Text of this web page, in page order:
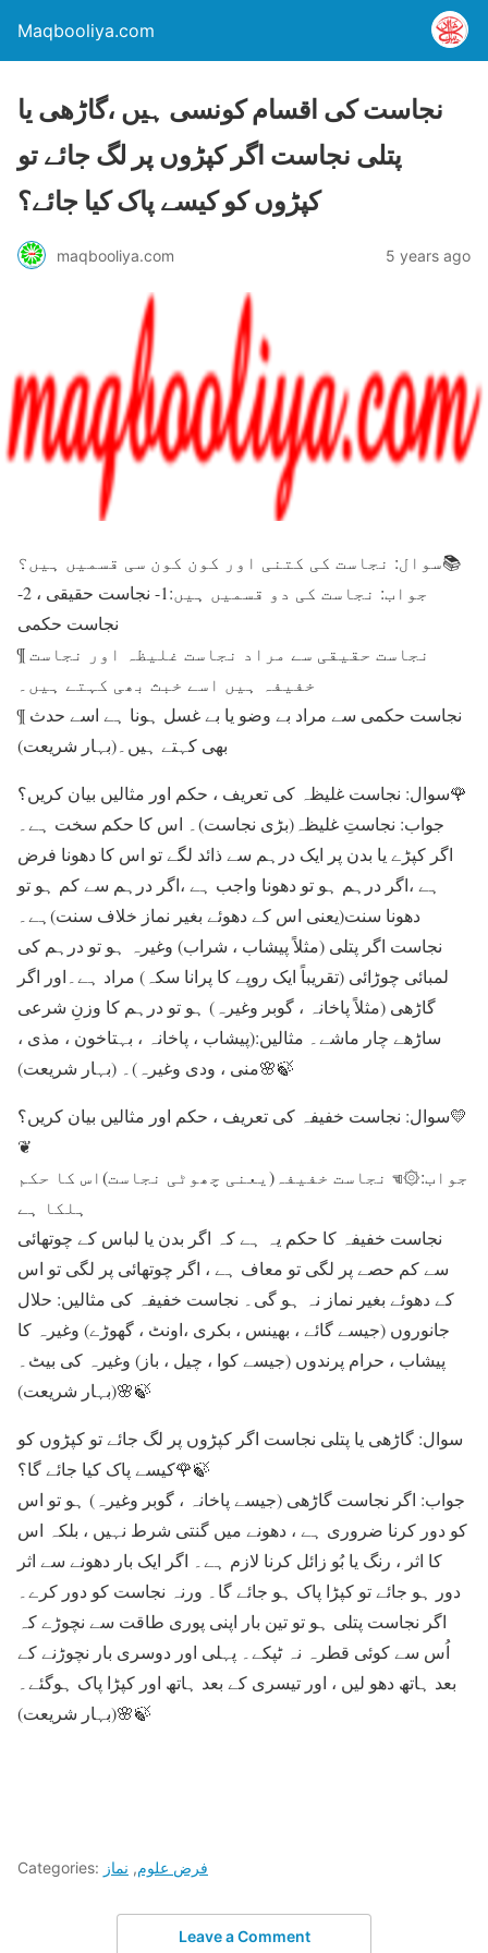
Maqbooliya.com
نجاست کی اقسام کونسی ہیں ،گاڑھی یا
پتلی نجاست اگر کپڑوں پر لگ جائے تو
کپڑوں کو کیسے پاک کیا جائے؟
maqbooliya.com 5 years ago
سوال: نجاست کی کتنی اور کون کون سی قسمیں ہیں؟📚
جواب: نجاست کی دو قسمیں ہیں:1- نجاست حقیقی ، 2-
نجاست حکمی
¶ نجاست حقیقی سے مراد نجاست غلیظہ اور نجاست
خفیفہ ہیں اسے خبث بھی کہتے ہیں۔
¶ نجاست حکمی سے مراد بے وضو یا بے غسل ہونا ہے اسے حدث
بھی کہتے ہیں۔(بہار شریعت)
سوال: نجاست غلیظہ کی تعریف ، حکم اور مثالیں بیان کریں؟🌹
جواب: نجاستِ غلیظہ(بڑی نجاست)۔ اس کا حکم سخت ہے۔
اگر کپڑے یا بدن پر ایک درہم سے ذائد لگے تو اس کا دھونا فرض
ہے ،اگر درہم ہو تو دھونا واجب ہے ،اگر درہم سے کم ہو تو
دھونا سنت(یعنی اس کے دھوئے بغیر نماز خلاف سنت)ہے۔
نجاست اگر پتلی (مثلاً پیشاب ، شراب) وغیرہ ہو تو درہم کی
لمبائی چوڑائی (تقریباً ایک روپے کا پرانا سکہ) مراد ہے۔اور اگر
گاڑھی (مثلاً پاخانہ ، گوبر وغیرہ) ہو تو درہم کا وزنِ شرعی
ساڑھے چار ماشے۔ مثالیں:(پیشاب ، پاخانہ ، بہتاخون ، مذی ،
منی ، ودی وغیرہ)۔ (بہار شریعت)🌸🍃
سوال: نجاست خفیفہ کی تعریف ، حکم اور مثالیں بیان کریں؟💛
❦︎
جواب:۞☜︎︎︎ نجاست خفیفہ(یعنی چھوٹی نجاست)اس کا حکم
ہلکا ہے
نجاست خفیفہ کا حکم یہ ہے کہ اگر بدن یا لباس کے چوتھائی
سے کم حصے پر لگی تو معاف ہے ، اگر چوتھائی پر لگی تو اس
کے دھوئے بغیر نماز نہ ہو گی۔ نجاست خفیفہ کی مثالیں: حلال
جانوروں (جیسے گائے ، بھینس ، بکری ،اونٹ ، گھوڑے) وغیرہ کا
پیشاب ، حرام پرندوں (جیسے کوا ، چیل ، باز) وغیرہ کی بیٹ۔
(بہار شریعت)🌸🍃
سوال: گاڑھی یا پتلی نجاست اگر کپڑوں پر لگ جائے تو کپڑوں کو
کیسے پاک کیا جائے گا؟🌹🍃
جواب: اگر نجاست گاڑھی (جیسے پاخانہ ، گوبر وغیرہ) ہو تو اس
کو دور کرنا ضروری ہے ، دھونے میں گنتی شرط نہیں ، بلکہ اس
کا اثر ، رنگ یا بُو زائل کرنا لازم ہے۔ اگر ایک بار دھونے سے اثر
دور ہو جائے تو کپڑا پاک ہو جائے گا۔ ورنہ نجاست کو دور کرے۔
اگر نجاست پتلی ہو تو تین بار اپنی پوری طاقت سے نچوڑے کہ
اُس سے کوئی قطرہ نہ ٹپکے۔ پہلی اور دوسری بار نچوڑنے کے
بعد ہاتھ دھو لیں ، اور تیسری کے بعد ہاتھ اور کپڑا پاک ہوگئے۔
(بہار شریعت)🌸🍃
Categories: فرض علوم, نماز
Leave a Comment